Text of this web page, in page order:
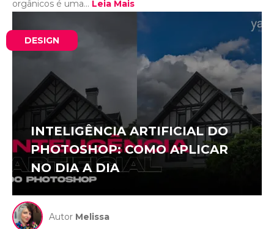
orgânicos é uma... Leia Mais
DESIGN
INTELIGÊNCIA ARTIFICIAL DO
PHOTOSHOP: COMO APLICAR
NO DIA A DIA
Autor Melissa